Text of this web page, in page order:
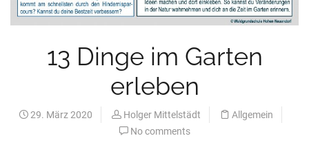
13 Dinge im Garten
erleben
29. März 2020 Holger Mittelstädt
Allgemein
No comments